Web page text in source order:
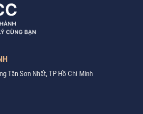
Tân Sơn Nhất, TP Hồ Chí Minh